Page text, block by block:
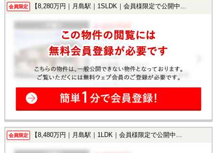
会員限定 【8,280万円｜月島駅｜1SLDK｜会員様限定で公開中！】
会員限定 【8,480万円｜月島駅｜1LDK｜会員様限定で公開中！】